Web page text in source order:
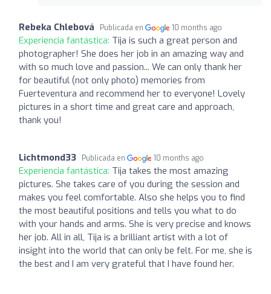
Rebeka Chlebová Publicada en 10 months ago
Experiencia fantástica: Tija is such a great person and
photographer! She does her job in an amazing way and
with so much love and passion... We can only thank her
for beautiful (not only photo) memories from
Fuerteventura and recommend her to everyone! Lovely
pictures in a short time and great care and approach,
thank you!
Lichtmond33 Publicada en 10 months ago
Experiencia fantástica: Tija takes the most amazing
pictures. She takes care of you during the session and
makes you feel comfortable. Also she helps you to find
the most beautiful positions and tells you what to do
with your hands and arms. She is very precise and knows
her job. All in all, Tija is a brilliant artist with a lot of
insight into the world that can only be felt. For me, she is
the best and I am very grateful that I have found her.